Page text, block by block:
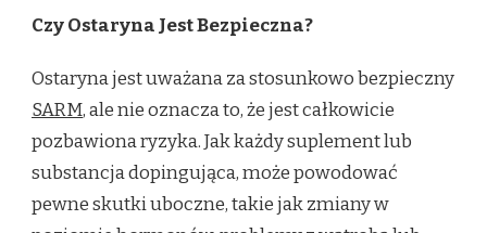
Czy Ostaryna Jest Bezpieczna?
Ostaryna jest uważana za stosunkowo bezpieczny
SARM, ale nie oznacza to, że jest całkowicie
pozbawiona ryzyka. Jak każdy suplement lub
substancja dopingująca, może powodować
pewne skutki uboczne, takie jak zmiany w